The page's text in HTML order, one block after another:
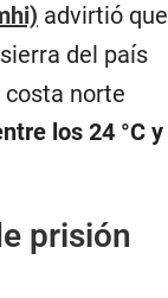
advirtió que
del país
costa norte
los 24 °C y
prisión